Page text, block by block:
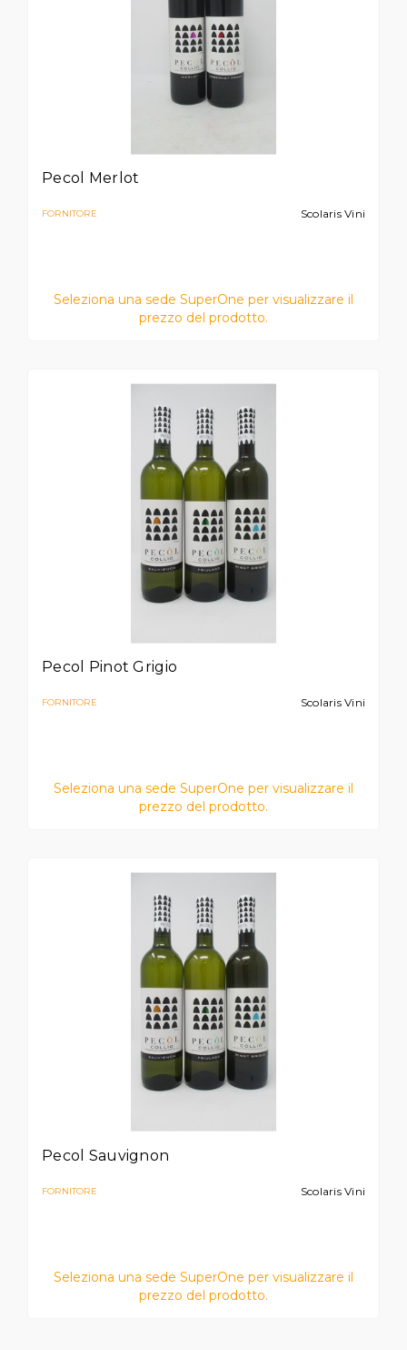
Pecol Merlot
FORNITORE Scolaris Vini
Seleziona una sede SuperOne per visualizzare il
prezzo del prodotto.
Pecol Pinot Grigio
FORNITORE Scolaris Vini
Seleziona una sede SuperOne per visualizzare il
prezzo del prodotto.
Pecol Sauvignon
FORNITORE Scolaris Vini
Seleziona una sede SuperOne per visualizzare il
prezzo del prodotto.